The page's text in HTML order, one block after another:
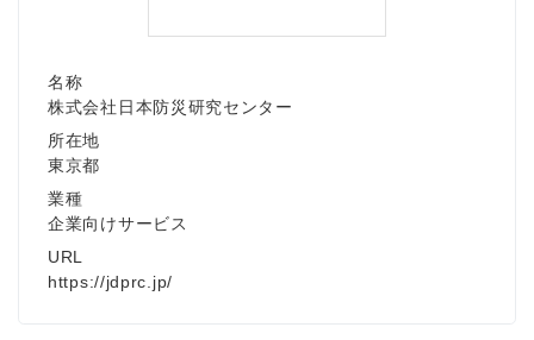
名称
株式会社日本防災研究センター
所在地
東京都
業種
企業向けサービス
URL
https://jdprc.jp/